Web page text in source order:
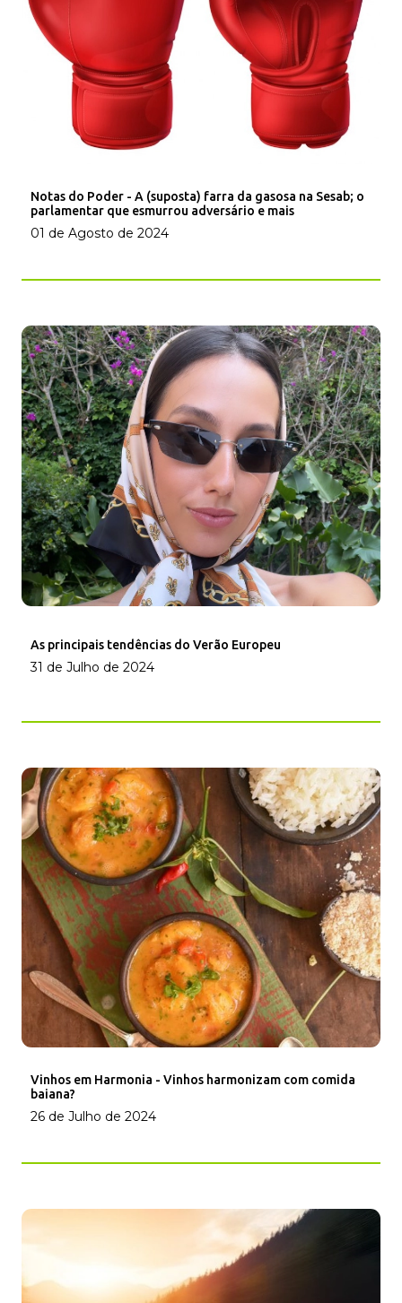
Notas do Poder - A (suposta) farra da gasosa na Sesab; o
parlamentar que esmurrou adversário e mais
01 de Agosto de 2024
As principais tendências do Verão Europeu
31 de Julho de 2024
Vinhos em Harmonia - Vinhos harmonizam com comida
baiana?
26 de Julho de 2024